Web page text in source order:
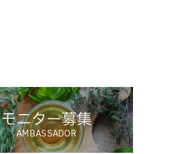
モニター募集
AMBASSADOR